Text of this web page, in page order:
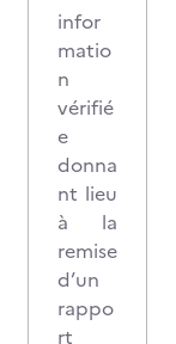
infor
matio
n
vérifié
e
donna
nt lieu
à la
remise
d’un
rappo
rt